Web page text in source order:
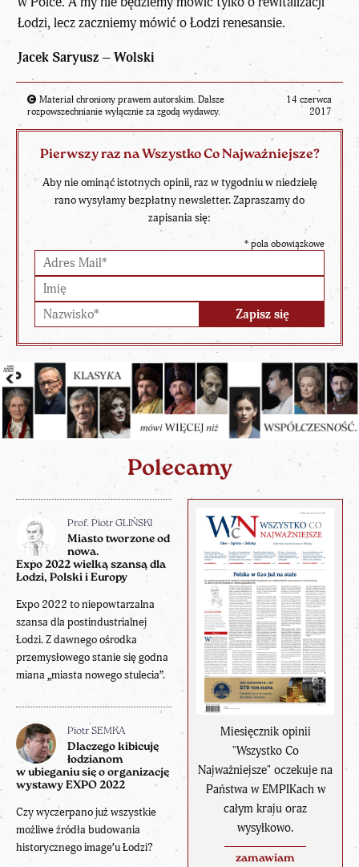
Łodzi, lecz zaczniemy mówić o Łodzi renesansie.
Jacek Saryusz – Wolski
Materiał chroniony prawem autorskim. Dalsze
rozpowszechnianie wyłącznie za zgodą wydawcy.
14 czerwca
2017
Pierwszy raz na Wszystko Co Najważniejsze?
Aby nie ominąć istotnych opinii, raz w tygodniu w niedzielę
rano wysyłamy bezpłatny newsletter. Zapraszamy do
zapisania się:
* pola obowiązkowe
Polecamy
Miesięcznik opinii
"Wszystko Co
Najważniejsze" oczekuje na
Państwa w EMPIKach w
całym kraju oraz
wysyłkowo.
zamawiam
Prof. Piotr GLIŃSKI
Miasto tworzone od
nowa.
Expo 2022 wielką szansą dla
Łodzi, Polski i Europy
Expo 2022 to niepowtarzalna
szansa dla postindustrialnej
Łodzi. Z dawnego ośrodka
przemysłowego stanie się godna
miana „miasta nowego stulecia”.
Piotr SEMKA
Dlaczego kibicuję
łodzianom
w ubieganiu się o organizację
wystawy EXPO 2022
Czy wyczerpano już wszystkie
możliwe źródła budowania
historycznego image’u Łodzi?